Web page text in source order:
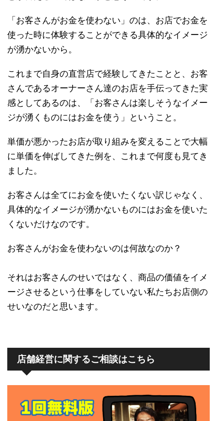
「お客さんがお金を使わない」のは、お店でお金を
使った時に体験することができる具体的なイメージ
が湧かないから。
これまで自身の直営店で経験してきたことと、お客
さんであるオーナーさん達のお店を手伝ってきた実
感としてあるのは、「お客さんは楽しそうなイメー
ジが湧くものにはお金を使う」ということ。
単価が悪かったお店が取り組みを変えることで大幅
に単価を伸ばしてきた例を、これまで何度も見てき
ました。
お客さんは全てにお金を使いたくない訳じゃなく、
具体的なイメージが湧かないものにはお金を使いた
くないだけなのです。
お客さんがお金を使わないのは何故なのか？
それはお客さんのせいではなく、商品の価値をイメ
ージさせるという仕事をしていない私たちお店側の
せいなのだと思います。
店舗経営に関するご相談はこちら